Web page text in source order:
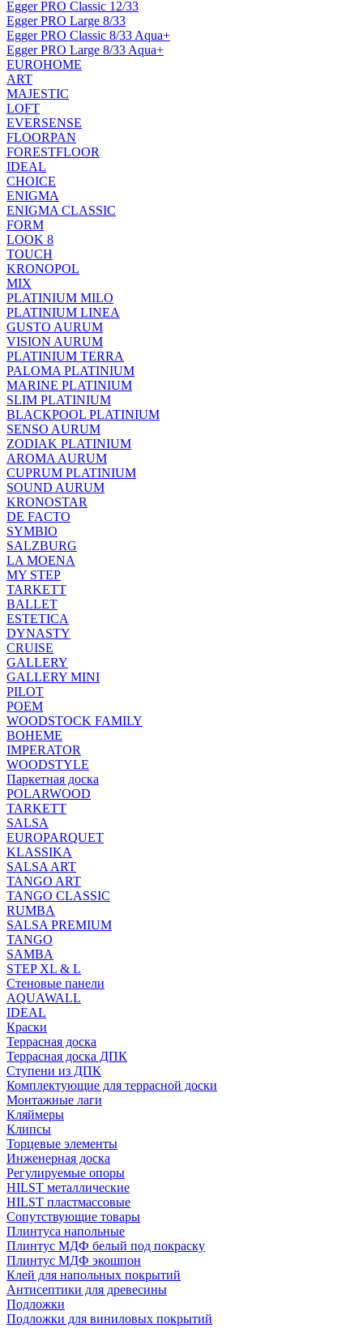
Egger PRO Classic 12/33
Egger PRO Large 8/33
Egger PRO Classic 8/33 Aqua+
Egger PRO Large 8/33 Aqua+
EUROHOME
ART
MAJESTIC
LOFT
EVERSENSE
FLOORPAN
FORESTFLOOR
IDEAL
CHOICE
ENIGMA
ENIGMA CLASSIC
FORM
LOOK 8
TOUCH
KRONOPOL
MIX
PLATINIUM MILO
PLATINIUM LINEA
GUSTO AURUM
VISION AURUM
PLATINIUM TERRA
PALOMA PLATINIUM
MARINE PLATINIUM
SLIM PLATINIUM
BLACKPOOL PLATINIUM
SENSO AURUM
ZODIAK PLATINIUM
AROMA AURUM
CUPRUM PLATINIUM
SOUND AURUM
KRONOSTAR
DE FACTO
SYMBIO
SALZBURG
LA MOENA
MY STEP
TARKETT
BALLET
ESTETICA
DYNASTY
CRUISE
GALLERY
GALLERY MINI
PILOT
POEM
WOODSTOCK FAMILY
BOHEME
IMPERATOR
WOODSTYLE
Паркетная доска
POLARWOOD
TARKETT
SALSA
EUROPARQUET
KLASSIKA
SALSA ART
TANGO ART
TANGO CLASSIC
RUMBA
SALSA PREMIUM
TANGO
SAMBA
STEP XL & L
Стеновые панели
AQUAWALL
IDEAL
Краски
Террасная доска
Террасная доска ДПК
Ступени из ДПК
Комплектующие для террасной доски
Монтажные лаги
Кляймеры
Клипсы
Торцевые элементы
Инженерная доска
Регулируемые опоры
HILST металлические
HILST пластмассовые
Сопутствующие товары
Плинтуса напольные
Плинтус МДФ белый под покраску
Плинтус МДФ экошпон
Клей для напольных покрытий
Антисептики для древесины
Подложки
Подложки для виниловых покрытий